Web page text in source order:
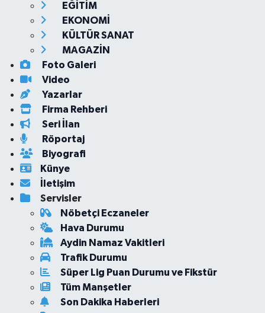
EĞİTİM
EKONOMİ
KÜLTÜR SANAT
MAGAZİN
Foto Galeri
Video
Yazarlar
Firma Rehberi
Seri İlan
Röportaj
Biyografi
Künye
İletişim
Servisler
Nöbetçi Eczaneler
Hava Durumu
Aydin Namaz Vakitleri
Trafik Durumu
Süper Lig Puan Durumu ve Fikstür
Tüm Manşetler
Son Dakika Haberleri